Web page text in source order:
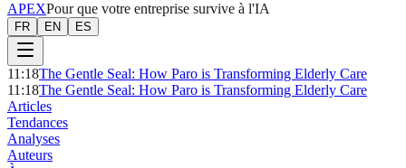
APEXPour que votre entreprise survive à l'IA
FR EN ES
11:18The Gentle Seal: How Paro is Transforming Elderly Care
11:18The Gentle Seal: How Paro is Transforming Elderly Care
Articles
Tendances
Analyses
Auteurs